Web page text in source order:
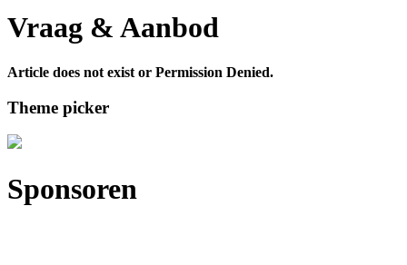
Vraag & Aanbod
Article does not exist or Permission Denied.
Theme picker
Sponsoren